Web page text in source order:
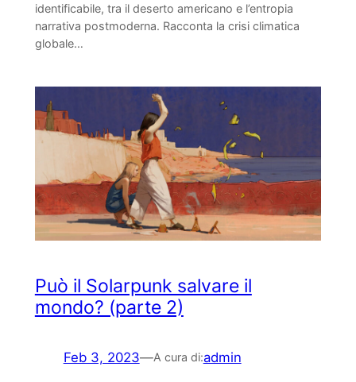
identificabile, tra il deserto americano e l’entropia
narrativa postmoderna. Racconta la crisi climatica
globale…
Può il Solarpunk salvare il
mondo? (parte 2)
Feb 3, 2023—A cura di:admin